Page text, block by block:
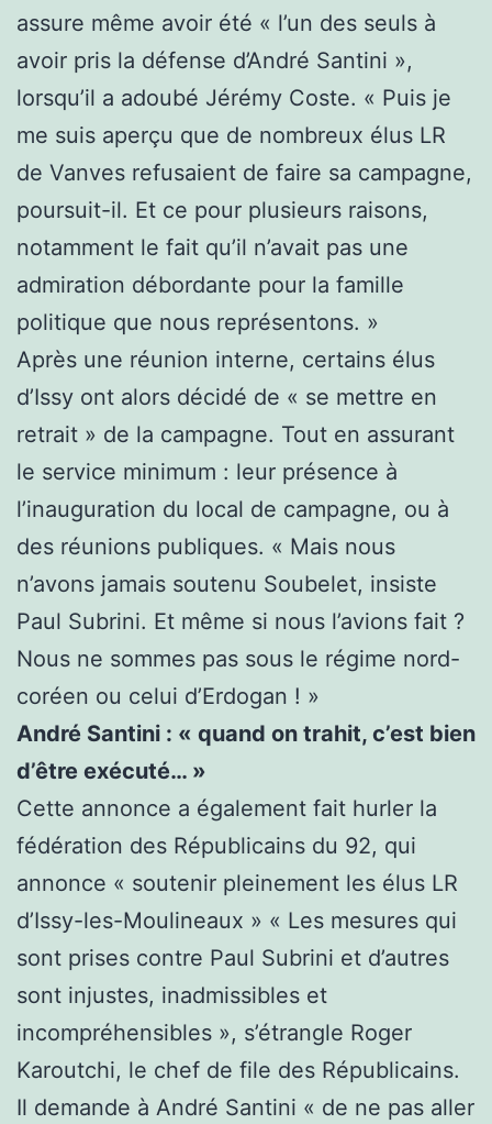
assure même avoir été « l’un des seuls à
avoir pris la défense d’André Santini »,
lorsqu’il a adoubé Jérémy Coste. « Puis je
me suis aperçu que de nombreux élus LR
de Vanves refusaient de faire sa campagne,
poursuit-il. Et ce pour plusieurs raisons,
notamment le fait qu’il n’avait pas une
admiration débordante pour la famille
politique que nous représentons. »
Après une réunion interne, certains élus
d’Issy ont alors décidé de « se mettre en
retrait » de la campagne. Tout en assurant
le service minimum : leur présence à
l’inauguration du local de campagne, ou à
des réunions publiques. « Mais nous
n’avons jamais soutenu Soubelet, insiste
Paul Subrini. Et même si nous l’avions fait ?
Nous ne sommes pas sous le régime nord-
coréen ou celui d’Erdogan ! »
André Santini : « quand on trahit, c’est bien
d’être exécuté… »
Cette annonce a également fait hurler la
fédération des Républicains du 92, qui
annonce « soutenir pleinement les élus LR
d’Issy-les-Moulineaux » « Les mesures qui
sont prises contre Paul Subrini et d’autres
sont injustes, inadmissibles et
incompréhensibles », s’étrangle Roger
Karoutchi, le chef de file des Républicains.
Il demande à André Santini « de ne pas aller